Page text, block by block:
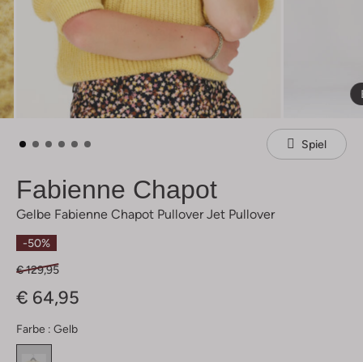
Spiel
Fabienne Chapot
Gelbe Fabienne Chapot Pullover Jet Pullover
-50%
€ 129,95
€ 64,95
Farbe : Gelb